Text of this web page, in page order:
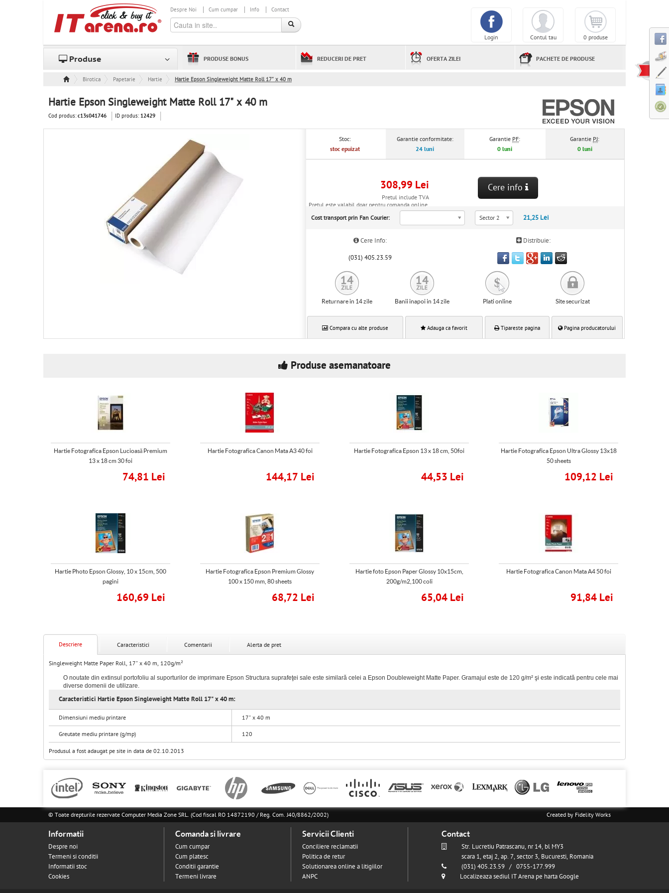
Despre Noi Cum cumpar Info Contact
0 produse
Contul tau
Login
Produse PRODUSE BONUS REDUCERI DE PRET OFERTA ZILEI PACHETE DE PRODUSE
Birotica Papetarie Hartie Hartie Epson Singleweight Matte Roll 17" x 40 m
Hartie Epson Singleweight Matte Roll 17" x 40 m
Cod produs:c13s041746 ID produs: 12429
Stoc:
stoc epuizat
Garantie conformitate:
24 luni
Garantie PF:
0 luni
Garantie PJ:
0 luni
308,99 Lei
Pretul include TVA
Pretul este valabil doar pentru comanda online.
Cere info
Cost transport prin Fan Courier: Sector 2 21,25 Lei
Cere Info: Distribuie:
(031) 405.23.59
Returnare in 14 zile Banii inapoi in 14 zile Plati online Site securizat
Compara cu alte produse Adauga ca favorit Tipareste pagina Pagina producatorului
Produse asemanatoare
Hartie Fotografica Epson Lucioasă Premium
13 x 18 cm 30 foi
74,81 Lei
Hartie Fotografica Canon Mata A3 40 foi
144,17 Lei
Hartie Fotografica Epson 13 x 18 cm, 50foi
44,53 Lei
Hartie Fotografica Epson Ultra Glossy 13x18
50 sheets
109,12 Lei
Hartie Photo Epson Glossy, 10 x 15cm, 500
pagini
160,69 Lei
Hartie Fotografica Epson Premium Glossy
100 x 150 mm, 80 sheets
68,72 Lei
Hartie foto Epson Paper Glossy 10x15cm,
200g/m2,100 coli
65,04 Lei
Hartie Fotografica Canon Mata A4 50 foi
91,84 Lei
Descriere Caracteristici Comentarii Alerta de pret
Singleweight Matte Paper Roll, 17" x 40 m, 120g/m²
O noutate din extinsul portofoliu al suporturilor de imprimare Epson Structura suprafeţei sale este similară celei a Epson Doubleweight Matte Paper. Gramajul este de 120 g/m² şi este indicată pentru cele mai
diverse domenii de utilizare.
Caracteristici Hartie Epson Singleweight Matte Roll 17" x 40 m:
Dimensiuni mediu printare 17" x 40 m
Greutate mediu printare (g/mp) 120
Produsul a fost adaugat pe site in data de 02.10.2013
© Toate drepturile rezervate Computer Media Zone SRL. (Cod fiscal RO 14872190 / Reg. Com. J40/8862/2002) Created by Fidelity Works
Informatii
Despre noi
Termeni si conditii
Informatii stoc
Cookies
Comanda si livrare
Cum cumpar
Cum platesc
Conditii garantie
Termeni livrare
Servicii Clienti
Conciliere reclamatii
Politica de retur
Solutionarea online a litigiilor
ANPC
Contact
Str. Lucretiu Patrascanu, nr 14, bl MY3
scara 1, etaj 2, ap. 7, sector 3, Bucuresti, Romania
(031) 405.23.59 / 0755-177.999
Localizeaza sediul IT Arena pe harta Google